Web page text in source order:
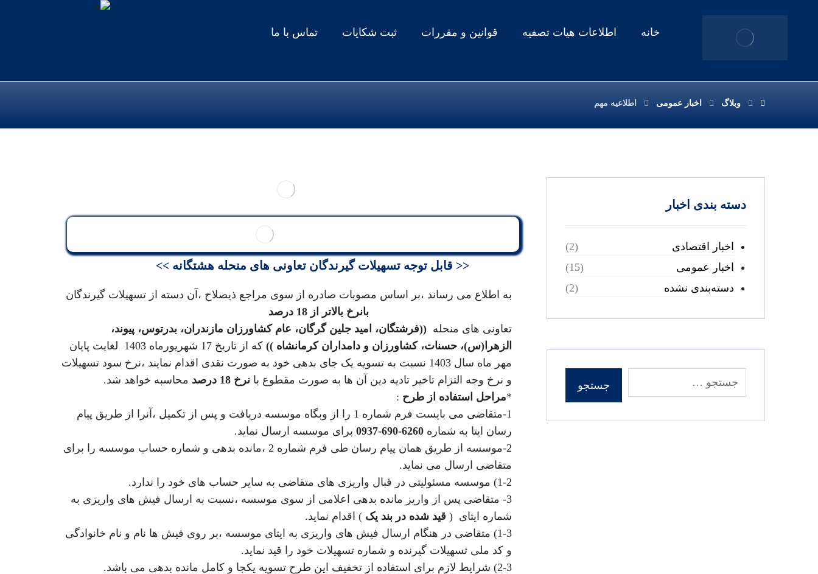
خانه اطلاعات هیات تصفیه قوانین و مقررات ثبت شکایات تماس با ما
وبلاگ اخبار عمومی اطلاعیه مهم
<< قابل توجه تسهیلات گیرندگان تعاونی های منحله هشتگانه >>
به اطلاع می رساند ،بر اساس مصوبات صادره از سوی مراجع ذیصلاح ،آن دسته از تسهیلات گیرندگان
بانرخ بالاتر از 18 درصد
تعاونی های منحله ((فرشتگان، امید جلین گرگان، عام کشاورزان مازندران، بدرتوس، پیوند،
الزهرا(س)، حسنات، کشاورزان و دامداران کرمانشاه ))
که از تاریخ 17 شهریورماه 1403 لغایت پایان
مهر ماه سال 1403 نسبت به تسویه یک جای بدهی خود به صورت نقدی اقدام نمایند ،نرخ سود تسهیلات
و نرخ وجه التزام تاخیر تادیه دین آن ها به صورت مقطوع با نرخ 18 درصد
محاسبه خواهد شد.
*مراحل استفاده از طرح :
1-متقاضی می بایست فرم شماره 1 را از وبگاه موسسه دریافت و پس از تکمیل ،آنرا از طریق پیام
رسان ایتا به شماره
برای موسسه ارسال نماید.
2-موسسه از طریق همان پیام رسان طی فرم شماره 2 ،مانده بدهی و شماره حساب موسسه را برای
متقاضی ارسال می نماید.
1-2) موسسه مسئولیتی در قبال واریزی های متقاضی به سایر حساب های خود را ندارد.
3- متقاضی پس از واریز مانده بدهی اعلامی از سوی موسسه ،نسبت به ارسال فیش های واریزی به
شماره ایتای ( قید شده در بند یک ) اقدام نماید.
1-3) متقاضی در هنگام ارسال فیش های واریزی به ایتای موسسه ،بر روی فیش ها نام و نام خانوادگی
و کد ملی تسهیلات گیرنده و شماره تسهیلات خود را قید نماید.
2-3) شرایط لازم برای استفاده از تخفیف این طرح تسویه یکجا و کامل مانده بدهی می باشد.
دسته بندی اخبار
اخبار اقتصادی
(2)
اخبار عمومی
(15)
دسته‌بندی نشده
(2)